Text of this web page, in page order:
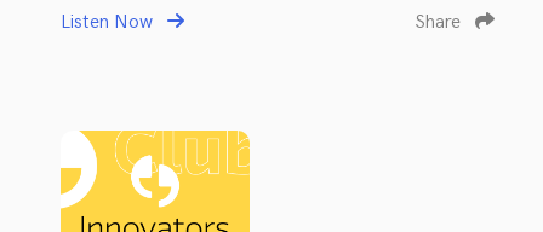
Listen Now Share